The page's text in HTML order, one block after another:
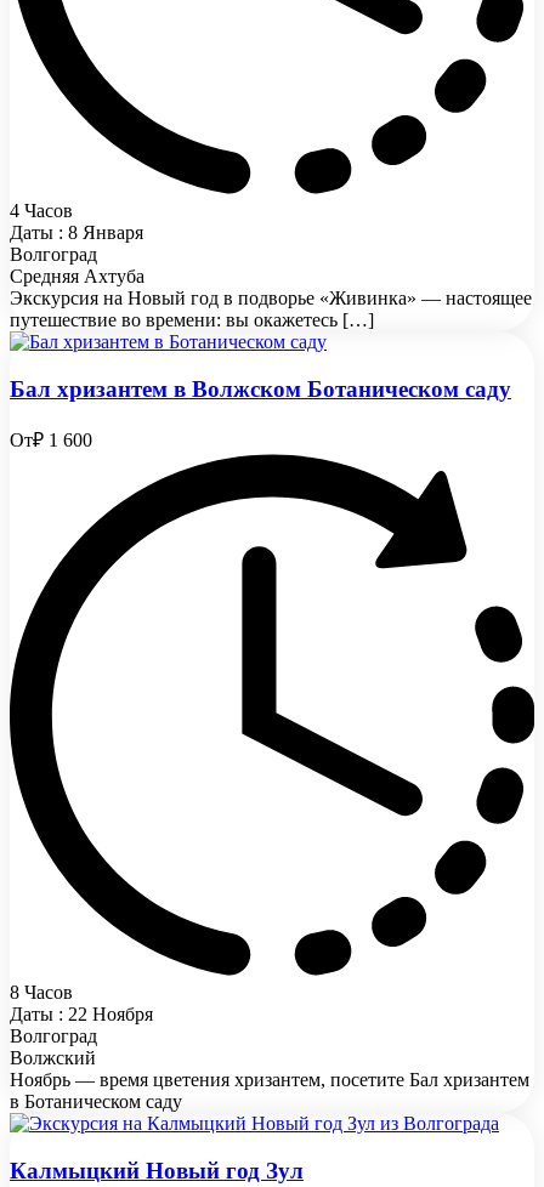
4 Часов
Даты : 8 Января
Волгоград
Средняя Ахтуба
Экскурсия на Новый год в подворье «Живинка» — настоящее
путешествие во времени: вы окажетесь […]
Бал хризантем в Волжском Ботаническом саду
От₽ 1 600
8 Часов
Даты : 22 Ноября
Волгоград
Волжский
Ноябрь — время цветения хризантем, посетите Бал хризантем
в Ботаническом саду
Калмыцкий Новый год Зул